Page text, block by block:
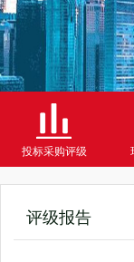
投标采购评级
评级报告